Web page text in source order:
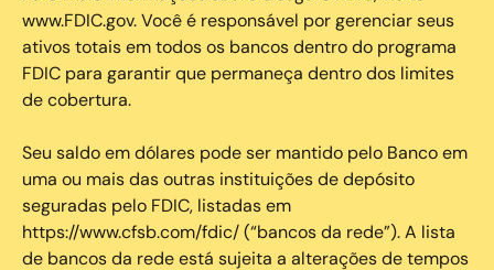
www.FDIC.gov. Você é responsável por gerenciar seus
ativos totais em todos os bancos dentro do programa
FDIC para garantir que permaneça dentro dos limites
de cobertura.
Seu saldo em dólares pode ser mantido pelo Banco em
uma ou mais das outras instituições de depósito
seguradas pelo FDIC, listadas em
https://www.cfsb.com/fdic/ (“bancos da rede”). A lista
de bancos da rede está sujeita a alterações de tempos